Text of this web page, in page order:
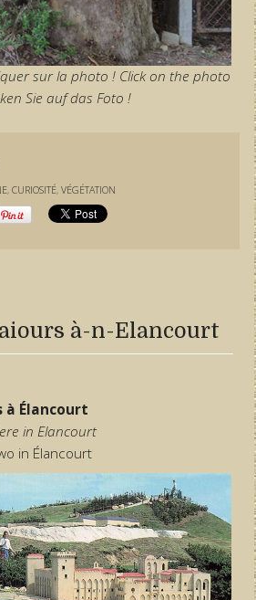
sur la photo ! Click on the photo
Sie auf das Foto !
,CURIOSITÉ,VÉGÉTATION
à-n-Elancourt
Élancourt
in Elancourt
in Élancourt